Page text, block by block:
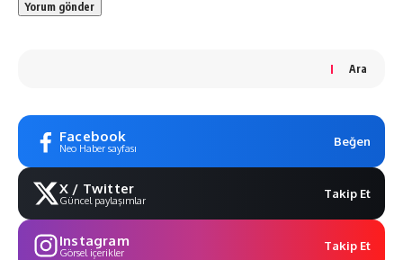
Ara
Facebook
Neo Haber sayfası Beğen
X / Twitter
Güncel paylaşımlar Takip Et
Instagram
Görsel içerikler Takip Et